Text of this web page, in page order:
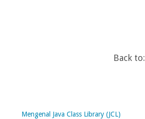
Back to:
Mengenal Java Class Library (JCL)